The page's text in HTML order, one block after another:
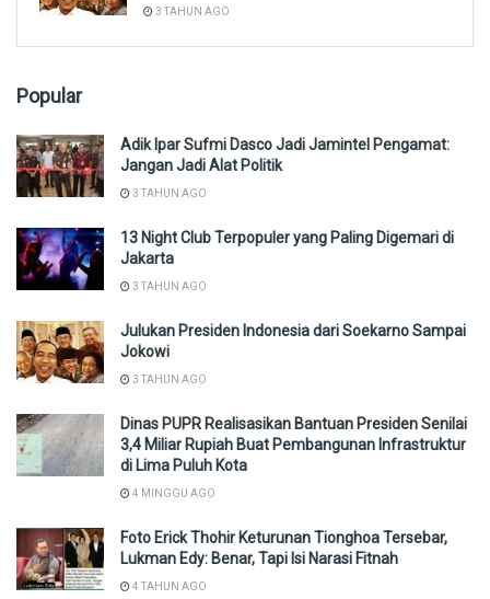
3 TAHUN AGO
Popular
Adik Ipar Sufmi Dasco Jadi Jamintel Pengamat:
Jangan Jadi Alat Politik
3 TAHUN AGO
13 Night Club Terpopuler yang Paling Digemari di
Jakarta
3 TAHUN AGO
Julukan Presiden Indonesia dari Soekarno Sampai
Jokowi
3 TAHUN AGO
Dinas PUPR Realisasikan Bantuan Presiden Senilai
3,4 Miliar Rupiah Buat Pembangunan Infrastruktur
di Lima Puluh Kota
4 MINGGU AGO
Foto Erick Thohir Keturunan Tionghoa Tersebar,
Lukman Edy: Benar, Tapi Isi Narasi Fitnah
4 TAHUN AGO